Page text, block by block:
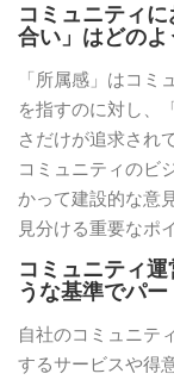
コミュニティ
合い」はどのよ
「所属感」はコ
を指すのに対し、
さだけが追求され
コミュニティのビ
かって建設的な意
見分ける重要なポ
コミュニティ
うな基準でパ
自社のコミュニテ
するサービスや得